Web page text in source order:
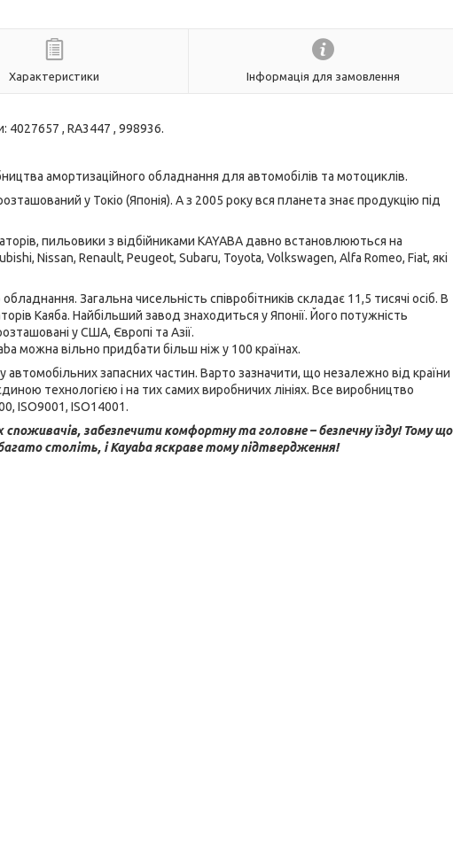
Характеристики Інформація для замовлення
4027657 , RA3447 , 998936.
амортизаційного обладнання для автомобілів та мотоциклів.
у Токіо (Японія). А з 2005 року вся планета знає продукцію під
пильовики з відбійниками KAYABA давно встановлюються на
Nissan, Renault, Peugeot, Subaru, Toyota, Volkswagen, Alfa Romeo, Fiat, які
Загальна чисельність співробітників складає 11,5 тисячі осіб. В
Каяба. Найбільший завод знаходиться у Японії. Його потужність
у США, Європі та Азії.
можна вільно придбати більш ніж у 100 країнах.
запасних частин. Варто зазначити, що незалежно від країни
технологією і на тих самих виробничих лініях. Все виробництво
ISO9001, ISO14001.
забезпечити комфортну та головне – безпечну їзду! Тому що
століть, і Kayaba яскраве тому підтвердження!